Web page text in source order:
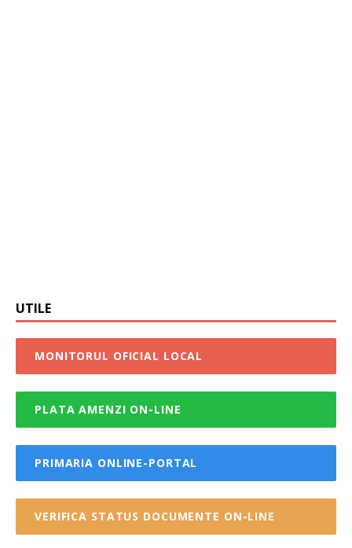
UTILE
MONITORUL OFICIAL LOCAL
PLATA AMENZI ON-LINE
PRIMARIA ONLINE-PORTAL
VERIFICA STATUS DOCUMENTE ON-LINE